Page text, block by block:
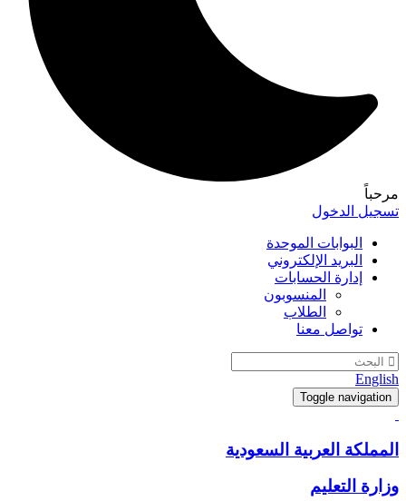
الموحدة
الإلكتروني
الحسابات
المنسوبون
معنا
Toggle
السعودية